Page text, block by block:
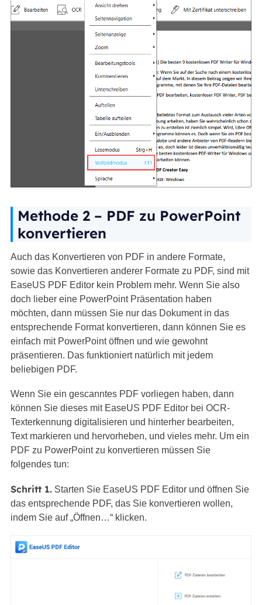
Methode 2 – PDF zu PowerPoint
konvertieren
Auch das Konvertieren von PDF in andere Formate,
sowie das Konvertieren anderer Formate zu PDF, sind mit
EaseUS PDF Editor kein Problem mehr. Wenn Sie also
doch lieber eine PowerPoint Präsentation haben
möchten, dann müssen Sie nur das Dokument in das
entsprechende Format konvertieren, dann können Sie es
einfach mit PowerPoint öffnen und wie gewohnt
präsentieren. Das funktioniert natürlich mit jedem
beliebigen PDF.
Wenn Sie ein gescanntes PDF vorliegen haben, dann
können Sie dieses mit EaseUS PDF Editor bei OCR-
Texterkennung digitalisieren und hinterher bearbeiten,
Text markieren und hervorheben, und vieles mehr. Um ein
PDF zu PowerPoint zu konvertieren müssen Sie
folgendes tun:
Schritt 1.Starten Sie EaseUS PDF Editor und öffnen Sie
das entsprechende PDF, das Sie konvertieren wollen,
indem Sie auf „Öffnen…“ klicken.